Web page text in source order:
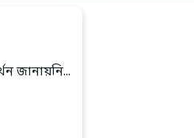
জানায়নি...